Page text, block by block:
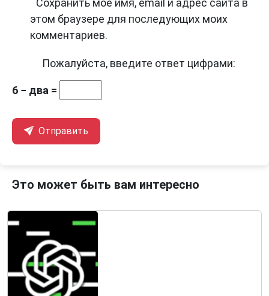
Сохранить моё имя, email и адрес сайта в
этом браузере для последующих моих
комментариев.
Пожалуйста, введите ответ цифрами:
6 − два =
Отправить
Это может быть вам интересно